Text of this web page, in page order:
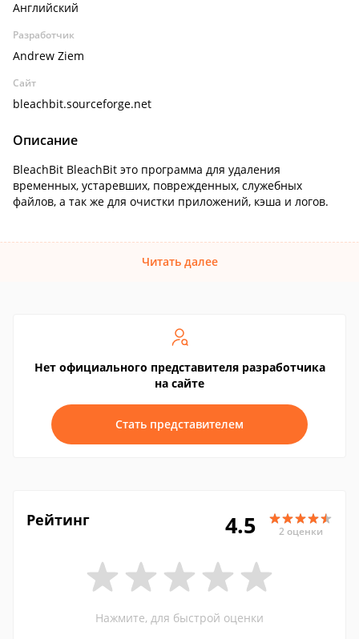
Английский
Разработчик
Andrew Ziem
Сайт
bleachbit.sourceforge.net
Описание
BleachBit BleachBit это программа для удаления
временных, устаревших, поврежденных, служебных
файлов, а так же для очистки приложений, кэша и логов.
Читать далее
Нет официального представителя разработчика
на сайте
Стать представителем
Рейтинг 4.5 2 оценки
Нажмите, для быстрой оценки